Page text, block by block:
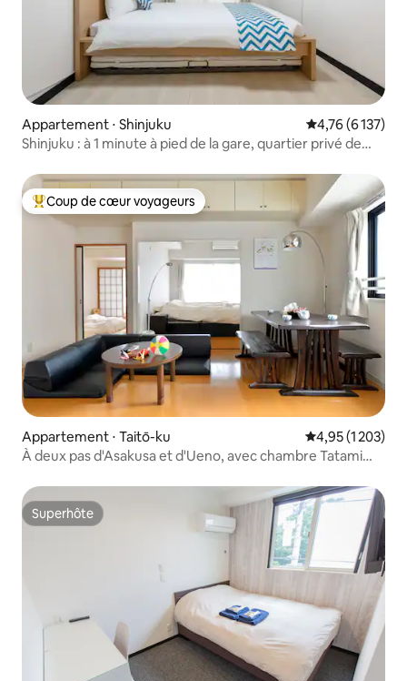
Appartement ⋅ Shinjuku Évaluation
4,76 (6 137)
Shinjuku : à 1 minute à pied de la gare, quartier privé de
Coups de cœur voyageurs les plus appréciés
Coup de cœur voyageurs
Appartement ⋅ Taitō-ku Évaluation
4,95 (1 203)
À deux pas d'Asakusa et d'Ueno, avec chambre Tatami
Superhôte
Superhôte